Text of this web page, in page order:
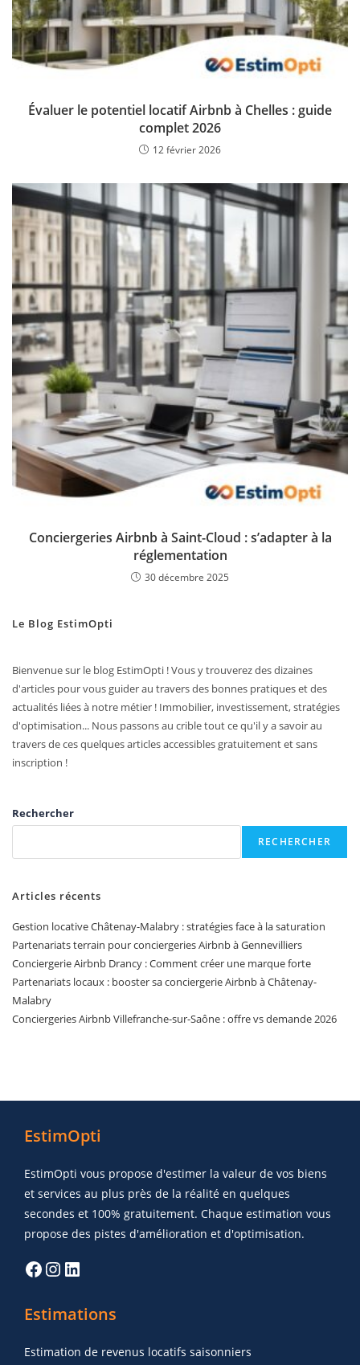
Évaluer le potentiel locatif Airbnb à Chelles : guide
complet 2026
12 février 2026
Conciergeries Airbnb à Saint-Cloud : s’adapter à la
réglementation
30 décembre 2025
Le Blog EstimOpti
Bienvenue sur le blog EstimOpti ! Vous y trouverez des dizaines
d'articles pour vous guider au travers des bonnes pratiques et des
actualités liées à notre métier ! Immobilier, investissement, stratégies
d'optimisation... Nous passons au crible tout ce qu'il y a savoir au
travers de ces quelques articles accessibles gratuitement et sans
inscription !
Rechercher
RECHERCHER
Articles récents
Gestion locative Châtenay-Malabry : stratégies face à la saturation
Partenariats terrain pour conciergeries Airbnb à Gennevilliers
Conciergerie Airbnb Drancy : Comment créer une marque forte
Partenariats locaux : booster sa conciergerie Airbnb à Châtenay-
Malabry
Conciergeries Airbnb Villefranche-sur-Saône : offre vs demande 2026
EstimOpti
EstimOpti vous propose d'estimer la valeur de vos biens
et services au plus près de la réalité en quelques
secondes et 100% gratuitement. Chaque estimation vous
propose des pistes d'amélioration et d'optimisation.
Estimations
Estimation de revenus locatifs saisonniers